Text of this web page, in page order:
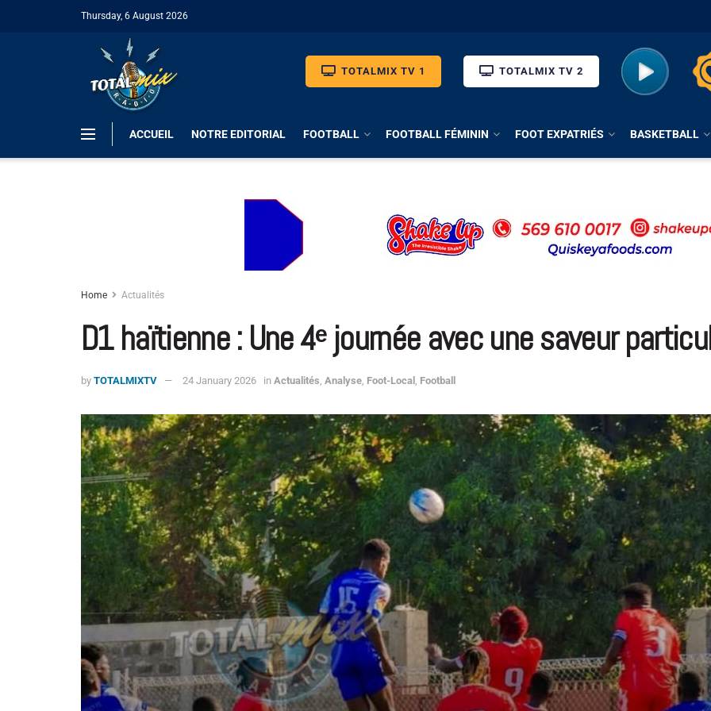
Thursday, 6 August 2026
TOTALMIX TV 1 TOTALMIX TV 2
ACCUEIL NOTRE EDITORIAL FOOTBALL FOOTBALL FÉMININ FOOT EXPATRIÉS BASKETBALL
Home Actualités
D1 haïtienne : Une 4ᵉ journée avec une saveur
by TOTALMIXTV 24 January 2026 in Actualités Analyse Foot-Local Football